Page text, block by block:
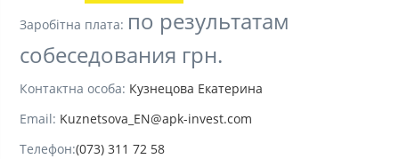
Заробітна плата: по результатам
собеседования грн.
Контактна особа: Кузнецова Екатерина
Email: Kuznetsova_EN@apk-invest.com
Телефон:(073) 311 72 58